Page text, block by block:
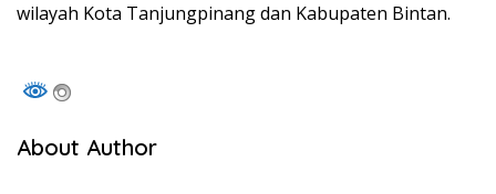
wilayah Kota Tanjungpinang dan Kabupaten Bintan.
About Author